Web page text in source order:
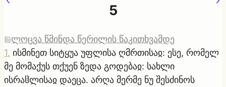
5
ლოცვა წმინდა წერილის წაკითხვამდე
1. ისმინეთ სიტყუა უფლისა ღმრთისაჲ: ესე, რომელ
მე მომაქუს თქუენ ზედა გოდებაჲ: სახლი
ისრაჱლისაჲ დაეცა. არღა მერმე ნუ შესძინოს